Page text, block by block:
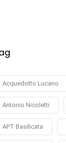
Acquedotto Lucano
Antonio Nicoletti
APT Basilicata